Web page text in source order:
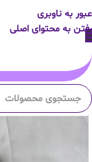
عبور به ناوبری
رفتن به محتوای اصلی